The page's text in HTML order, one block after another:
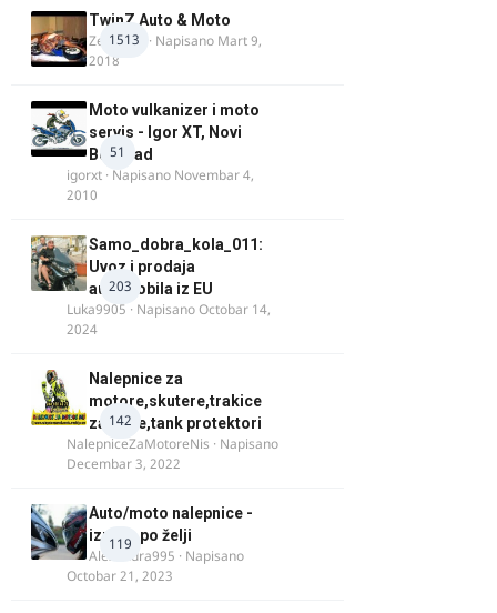
1513
TwinZ Auto & Moto
Zeljkamp · Napisano Mart 9,
2018
51
Moto vulkanizer i moto
servis - Igor XT, Novi
Beograd
igorxt · Napisano Novembar 4,
2010
203
Samo_dobra_kola_011:
Uvoz i prodaja
automobila iz EU
Luka9905 · NapisanoOctobar 14,
2024
142
Nalepnice za
motore,skutere,trakice
za felne,tank protektori
NalepniceZaMotoreNis · Napisano
Decembar 3, 2022
119
Auto/moto nalepnice -
izrada po želji
Alexandra995 · Napisano
Octobar 21, 2023